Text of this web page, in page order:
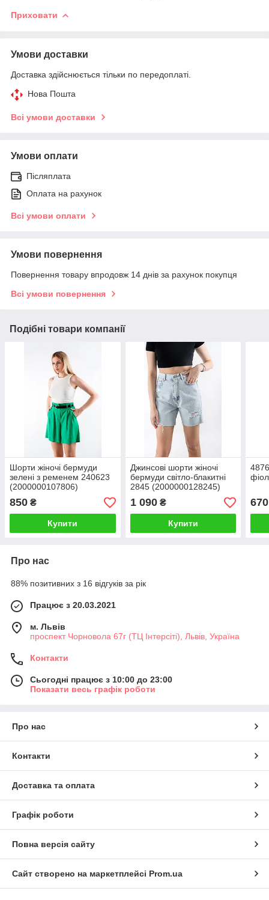
Приховати
Умови доставки
Доставка здійснюється тільки по передоплаті.
Нова Пошта
Всі умови доставки
Умови оплати
Післяплата
Оплата на рахунок
Всі умови оплати
Умови повернення
Повернення товару впродовж 14 днів за рахунок покупця
Всі умови повернення
Подібні товари компанії
Шорти жіночі бермуди
зелені з ременем 240623
(2000000107806)
850 ₴
Купити
Джинсові шорти жіночі
бермуди світло-блакитні
2845 (2000000128245)
1 090₴
Купити
670
Про нас
88% позитивних з 16 відгуків за рік
Працює з 20.03.2021
м. Львів
проспект Чорновола 67г (ТЦ Інтерсіті), Львів, Україна
Контакти
Сьогодні працює з 10:00 до 23:00
Показати весь графік роботи
Про нас
Контакти
Доставка та оплата
Графік роботи
Повна версія сайту
Сайт створено на маркетплейсі Prom.ua